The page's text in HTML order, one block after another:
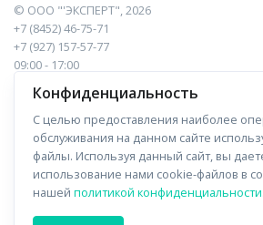
© ООО "'ЭКСПЕРТ", 2026
+7 (8452) 46-75-71
+7 (927) 157-57-77
09:00 - 17:00
410017, Саратов, Пугачева, 10 к1, оф.23
Навигация
Прайс-лист
Отзывы
О
Конфиденциальность
С целью предоставления наиболее
обслуживания на данном сайте
файлы. Используя данный сайт, вы
использование нами cookie-файлов в
нашей политикой конфиденциальности